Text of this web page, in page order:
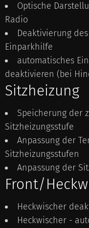
Optische
Radio
Deaktivierung
Einparkhilfe
automatisches
deaktivieren (bei
Sitzheizung
Speicherung der
Sitzheizungsstufe
Anpassung der
Sitzheizungsstufen
Anpassung der
Front/
Heckwischer
Heckwischer -